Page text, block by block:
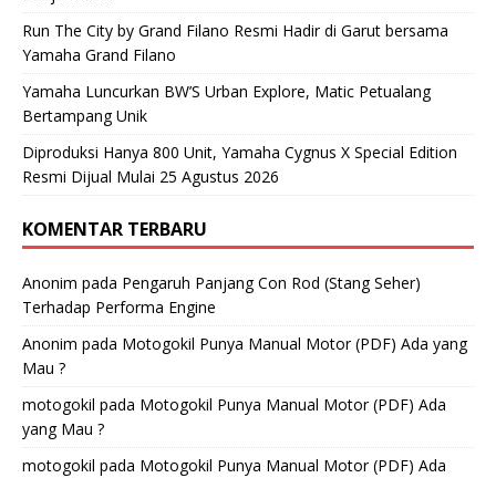
Run The City by Grand Filano Resmi Hadir di Garut bersama
Yamaha Grand Filano
Yamaha Luncurkan BW’S Urban Explore, Matic Petualang
Bertampang Unik
Diproduksi Hanya 800 Unit, Yamaha Cygnus X Special Edition
Resmi Dijual Mulai 25 Agustus 2026
KOMENTAR TERBARU
Anonim pada Pengaruh Panjang Con Rod (Stang Seher)
Terhadap Performa Engine
Anonim pada Motogokil Punya Manual Motor (PDF) Ada yang
Mau ?
motogokil pada Motogokil Punya Manual Motor (PDF) Ada
yang Mau ?
motogokil pada Motogokil Punya Manual Motor (PDF) Ada